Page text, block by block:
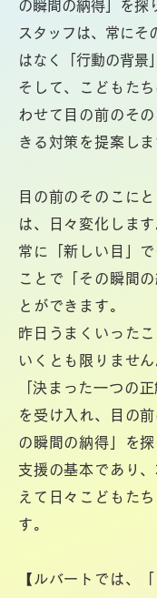
の瞬間の納得」を探
スタッフは、常にそ
はなく「行動の背景
そして、こどもた
わせて目の前のそ
きる対策を提案しま
目の前のそのこに
は、日々変化します
常に「新しい目」
ことで「その瞬間
とができます。
昨日うまくいった
いくとも限りません
「決まった一つの
を受け入れ、目の
の瞬間の納得」を
支援の基本であり
えて日々こどもた
す。
【ルバートでは、